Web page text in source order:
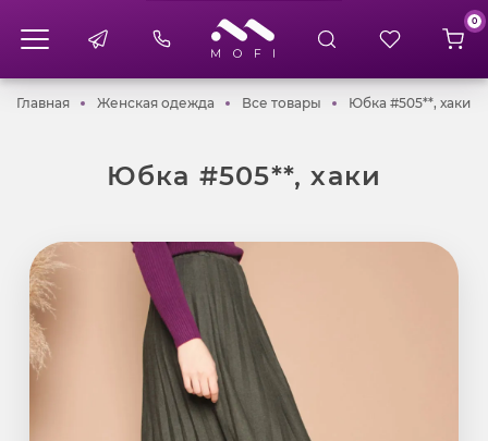
0
ГлавнаяГлавнаяЖенская одежда Женская одежда
Все товары Все товары
Юбка #505**, хаки
Юбка #505**, хаки